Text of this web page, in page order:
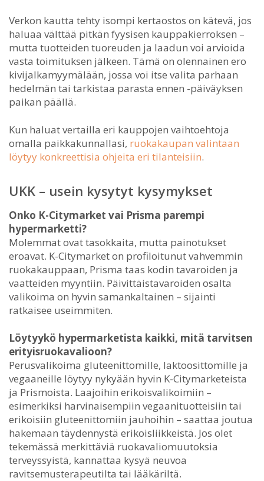
Verkon kautta tehty isompi kertaostos on kätevä, jos
haluaa välttää pitkän fyysisen kauppakierroksen –
mutta tuotteiden tuoreuden ja laadun voi arvioida
vasta toimituksen jälkeen. Tämä on olennainen ero
kivijalkamyymälään, jossa voi itse valita parhaan
hedelmän tai tarkistaa parasta ennen -päiväyksen
paikan päällä.
Kun haluat vertailla eri kauppojen vaihtoehtoja
omalla paikkakunnallasi, ruokakaupan valintaan
löytyy konkreettisia ohjeita eri tilanteisiin.
UKK – usein kysytyt kysymykset
Onko K-Citymarket vai Prisma parempi
hypermarketti?
Molemmat ovat tasokkaita, mutta painotukset
eroavat. K-Citymarket on profiloitunut vahvemmin
ruokakauppaan, Prisma taas kodin tavaroiden ja
vaatteiden myyntiin. Päivittäistavaroiden osalta
valikoima on hyvin samankaltainen – sijainti
ratkaisee useimmiten.
Löytyykö hypermarketista kaikki, mitä tarvitsen
erityisruokavalioon?
Perusvalikoima gluteenittomille, laktoosittomille ja
vegaaneille löytyy nykyään hyvin K-Citymarketeista
ja Prismoista. Laajoihin erikoisvalikoimiin –
esimerkiksi harvinaisempiin vegaanituotteisiin tai
erikoisiin gluteenittomiin jauhoihin – saattaa joutua
hakemaan täydennystä erikoisliikkeistä. Jos olet
tekemässä merkittäviä ruokavaliomuutoksia
terveyssyistä, kannattaa kysyä neuvoa
ravitsemusterapeutilta tai lääkäriltä.